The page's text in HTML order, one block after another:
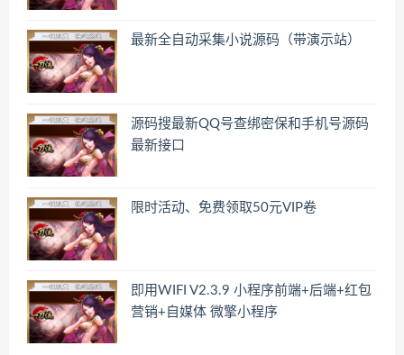
最新全自动采集小说源码（带演示站）
源码搜最新QQ号查绑密保和手机号源码
最新接口
限时活动、免费领取50元VIP卷
即用WIFI V2.3.9 小程序前端+后端+红包
营销+自媒体 微擎小程序